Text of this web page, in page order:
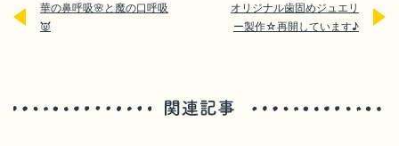
華の鼻呼吸🌸と魔の口呼吸
👿
オリジナル歯固めジュエリ
ー製作☆再開しています♪